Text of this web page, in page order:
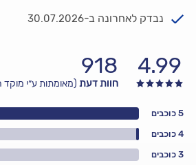
נבדק לאחרונה ב-30.07.2026
4.99
918
חוות דעת (מאומתות ע״י מוקד
3 כוכבים
4 כוכבים
5 כוכבים